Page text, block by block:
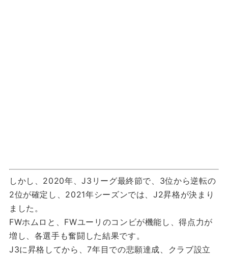
しかし、2020年、J3リーグ最終節で、3位から逆転の
2位が確定し、2021年シーズンでは、J2昇格が決まり
ました。
FWホムロと、FWユーリのコンビが機能し、得点力が
増し、各選手も奮闘した結果です。
J3に昇格してから、7年目での悲願達成、クラブ設立